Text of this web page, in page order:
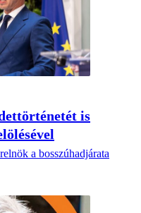
is
a bosszúhadjárata